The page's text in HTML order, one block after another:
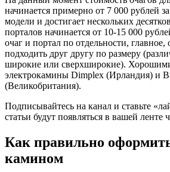
начинается примерно от 7 000 рублей
модели и достигает нескольких
порталов начинается от 10-15 000
очаг и портал по отдельности,
подходить друг другу по размеру
широкие или сверхширокие).
электрокамины Dimplex (Ирландия) и
(Великобритания).
Подписывайтесь на канал и ставьте
статьи будут появляться в вашей ленте
Как правильно
камином